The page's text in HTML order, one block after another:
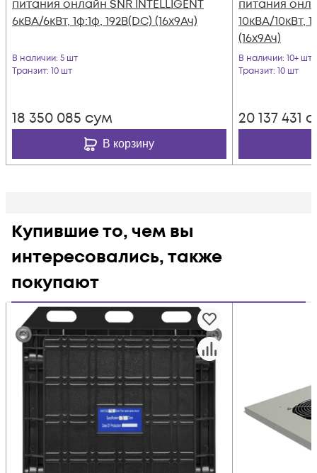
питания онлайн SNR INTELLIGENT
6кВА/6кВт, 1ф:1ф, 192В(DC) (16x9Ач)
В наличии: 5 шт
Транзит: 10 шт
18 350 085 сум
В корзину
питания
10кВА/10кВт,
(16x9Ач)
В наличии: 10+ шт
Транзит: 10 шт
20 137 431
Купившие то, чем вы
интересовались, также
покупают